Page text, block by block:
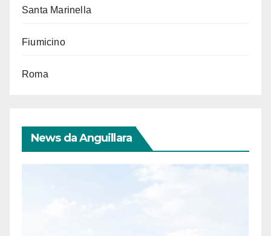
Santa Marinella
Fiumicino
Roma
News da Anguillara